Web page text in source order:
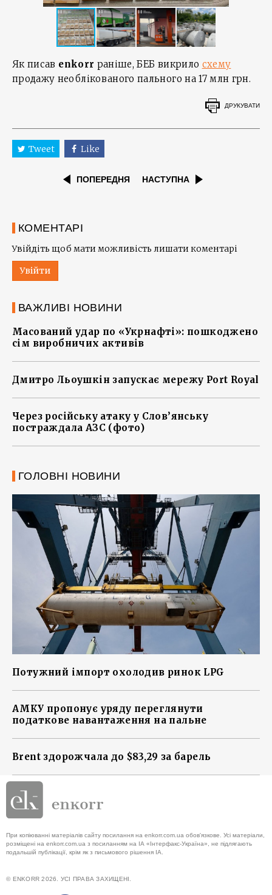
Як писав enkorr раніше, БЕБ викрило схему
продажу необлікованого пального на 17 млн грн.
ДРУКУВАТИ
Tweet Like
ПОПЕРЕДНЯ НАСТУПНА
КОМЕНТАРІ
Увійдіть щоб мати можливість лишати коментарі
Увійти
ВАЖЛИВІ НОВИНИ
Масований удар по «Укрнафті»: пошкоджено
сім виробничих активів
Дмитро Льоушкін запускає мережу Port Royal
Через російську атаку у Слов’янську
постраждала АЗС (фото)
ГОЛОВНІ НОВИНИ
Потужний імпорт охолодив ринок LPG
АМКУ пропонує уряду переглянути
податкове навантаження на пальне
Brent здорожчала до $83,29 за барель
При копіюванні матеріалів сайту посилання на enkorr.com.ua обов'язкове. Усі матеріали,
розміщені на enkorr.com.ua з посиланням на ІА «Інтерфакс-Україна», не підлягають
подальшій публікації, крім як з письмового рішення ІА.
© ENKORR 2026. УСІ ПРАВА ЗАХИЩЕНІ.